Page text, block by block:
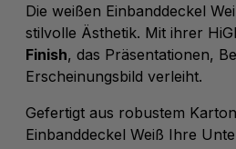
Die weißen Einbanddeckel
stilvolle Ästhetik. Mit ihrer
Finish, das Präsentationen,
Erscheinungsbild verleiht.
Gefertigt aus robustem
Einbanddeckel Weiß Ihre